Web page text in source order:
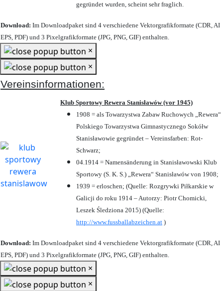
gegründet wurden, scheint sehr fraglich.
Download: Im Downloadpaket sind 4 verschiedene Vektorgrafikformate (CDR, AI
EPS, PDF) und 3 Pixelgrafikformate (JPG, PNG, GIF) enthalten.
×
×
Vereinsinformationen:
Klub Sportowy Rewera Stanisławów (vor 1945)
1908 = als Towarzystwa Zabaw Ruchowych „Rewera“
Polskiego Towarzystwa Gimnastycznego Sokółw
Stanisławowie gegründet – Vereinsfarben: Rot-
Schwarz;
04.1914 = Namensänderung in Stanisławowski Klub
Sportowy (S. K. S.) „Rewera“ Stanisławów von 1908;
1939 = erloschen; (Quelle: Rozgrywki Piłkarskie w
Galicji do roku 1914 – Autorzy: Piotr Chomicki,
Leszek Śledziona 2015) (Quelle:
http://www.fussballabzeichen.at )
Download: Im Downloadpaket sind 4 verschiedene Vektorgrafikformate (CDR, AI
EPS, PDF) und 3 Pixelgrafikformate (JPG, PNG, GIF) enthalten.
×
×